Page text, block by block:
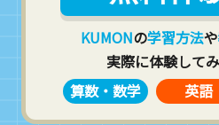
KUMONの学習方法や
実際に体験して
算数・数学
英語